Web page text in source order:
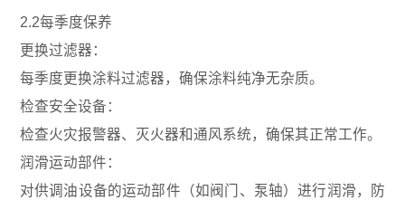
2.2每季度保养
更换过滤器：
每季度更换涂料过滤器，确保涂料纯净无杂质。
检查安全设备：
检查火灾报警器、灭火器和通风系统，确保其正常工作。
润滑运动部件：
对供调油设备的运动部件（如阀门、泵轴）进行润滑，防